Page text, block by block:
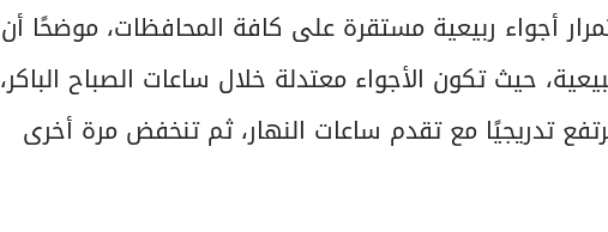
أجواء ربيعية مستقرة على كافة المحافظات، موضحًا أن
حيث تكون الأجواء معتدلة خلال ساعات الصباح الباكر،
بينما ترتفع تدريجيًا مع تقدم ساعات النهار، ثم تنخفض مرة أخرى